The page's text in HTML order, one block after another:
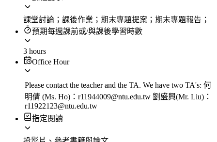
課堂討論；課後作業；期末專題提案；期末專題報告；
預期每週課前或/與課後學習時數
3 hours
Office Hour
Please contact the teacher and the TA. We have two TA's: 何
明倩 (Ms. Ho)：r11944009@ntu.edu.tw 劉盛興(Mr. Liu)：
r11922123@ntu.edu.tw
指定閱讀